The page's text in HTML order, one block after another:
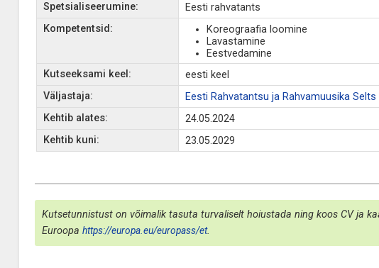
Spetsialiseerumine:
Eesti rahvatants
Kompetentsid:
Koreograafia loomine
Lavastamine
Eestvedamine
Kutseeksami keel:
eesti keel
Väljastaja:
Eesti Rahvatantsu ja Rahvamuusika Selts
Kehtib alates:
24.05.2024
Kehtib kuni:
23.05.2029
Kutsetunnistust on võimalik tasuta turvaliselt hoiustada ning koos CV ja
Euroopa https://europa.eu/europass/et.